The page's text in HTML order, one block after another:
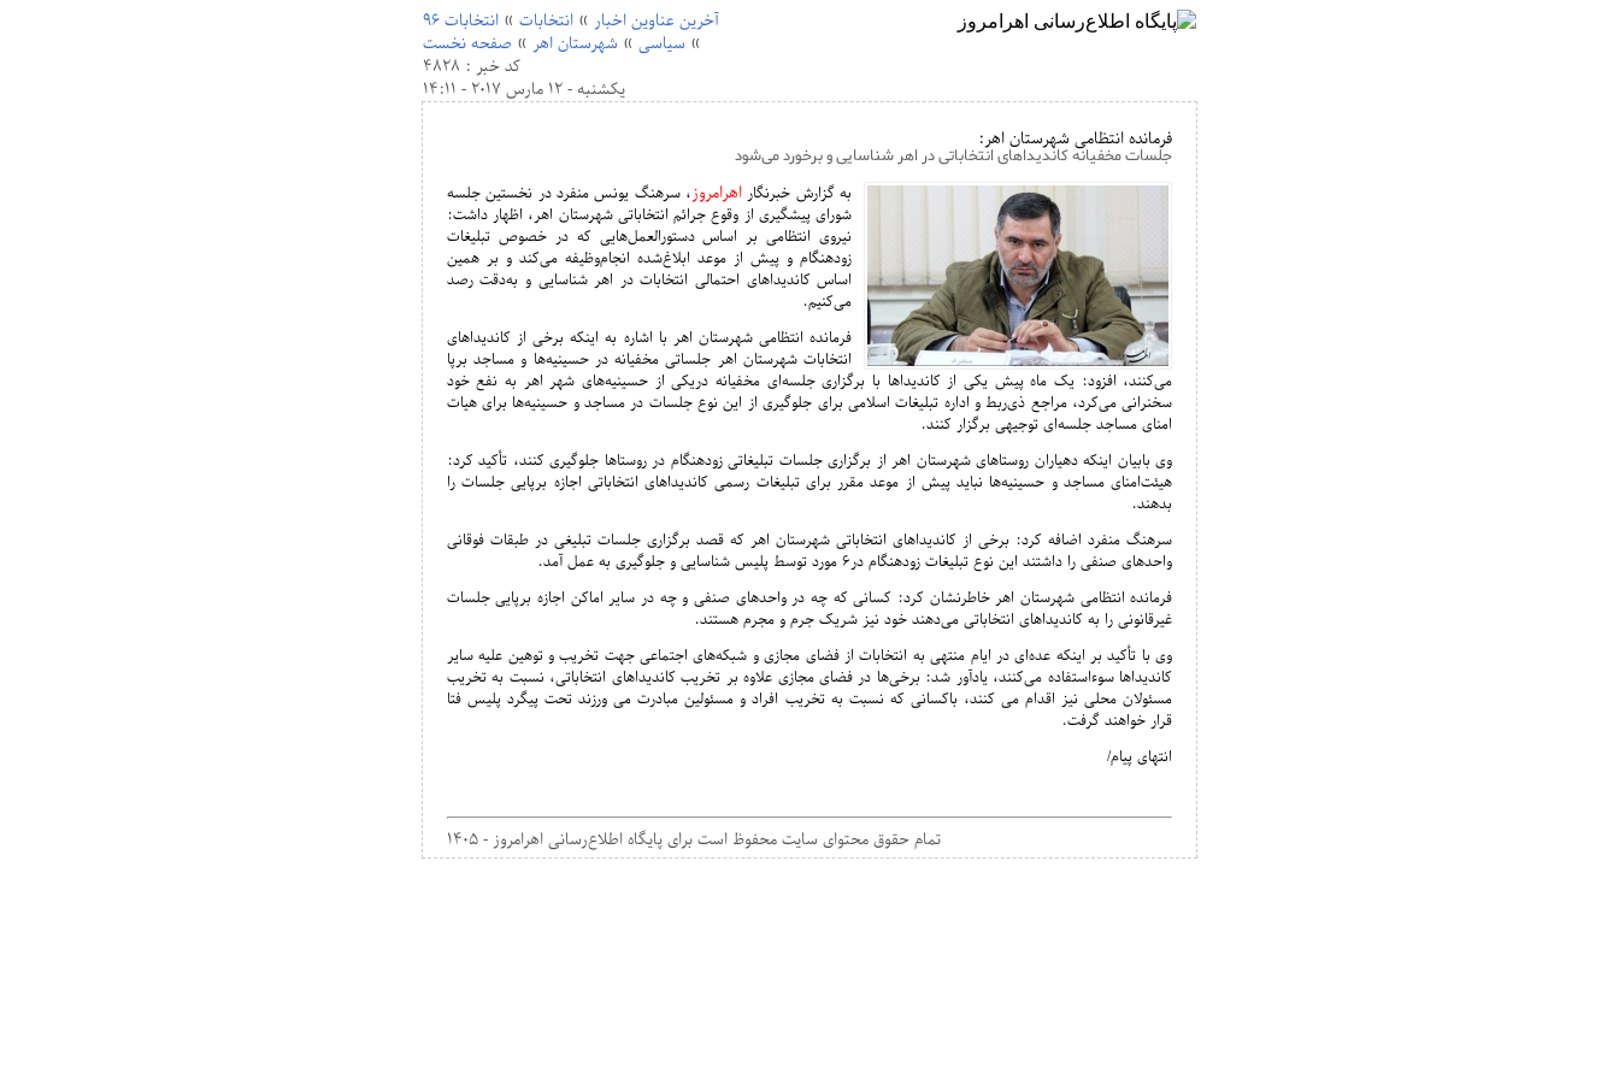
آخرین عناوین اخبار »انتخابات »انتخابات 96
» سیاسی » شهرستان اهر » صفحه نخست
کد خبر : 4828
یکشنبه - 12 مارس 2017 - 14:11
فرمانده انتظامی شهرستان اهر:
جلسات مخفیانه کاندیداهای انتخاباتی در اهر شناسایی و برخورد می‌شود
به گزارش خبرنگار اهرامروز، سرهنگ یونس منفرد در نخستین جلسه
شورای پیشگیری از وقوع جرائم انتخاباتی شهرستان اهر، اظهار داشت:
نیروی انتظامی بر اساس دستورالعمل‌هایی که در خصوص تبلیغات
زودهنگام و پیش از موعد ابلاغ‌شده انجام‌وظیفه می‌کند و بر همین
اساس کاندیداهای احتمالی انتخابات در اهر شناسایی و به‌دقت رصد
می‌کنیم.
فرمانده انتظامی شهرستان اهر با اشاره به اینکه برخی از کاندیداهای
انتخابات شهرستان اهر جلساتی مخفیانه در حسینیه‌ها و مساجد برپا
می‌کنند، افزود: یک ماه پیش یکی از کاندیداها با برگزاری جلسه‌ای مخفیانه دریکی از حسینیه‌های شهر اهر به نفع خود
سخنرانی می‌کرد، مراجع ذی‌ربط و اداره تبلیغات اسلامی برای جلوگیری از این نوع جلسات در مساجد و حسینیه‌ها برای هیات
امنای مساجد جلسه‌ای توجیهی برگزار کنند.
وی بابیان اینکه دهیاران روستاهای شهرستان اهر از برگزاری جلسات تبلیغاتی زودهنگام در روستاها جلوگیری کنند، تأکید کرد:
هیئت‌امنای مساجد و حسینیه‌ها نباید پیش از موعد مقرر برای تبلیغات رسمی کاندیداهای انتخاباتی اجازه برپایی جلسات را
بدهند.
سرهنگ منفرد اضافه کرد: برخی از کاندیداهای انتخاباتی شهرستان اهر که قصد برگزاری جلسات تبلیغی در طبقات فوقانی
واحدهای صنفی را داشتند این نوع تبلیغات زودهنگام در6 مورد توسط پلیس شناسایی و جلوگیری به عمل آمد.
فرمانده انتظامی شهرستان اهر خاطرنشان کرد: کسانی که چه در واحدهای صنفی و چه در سایر اماکن اجازه برپایی جلسات
غیرقانونی را به کاندیداهای انتخاباتی می‌دهند خود نیز شریک جرم و مجرم هستند.
وی با تأکید بر اینکه عده‌ای در ایام منتهی به انتخابات از فضای مجازی و شبکه‌های اجتماعی جهت تخریب و توهین علیه سایر
کاندیداها سوءاستفاده می‌کنند، یادآور شد: برخی‌ها در فضای مجازی علاوه بر تخریب کاندیداهای انتخاباتی، نسبت به تخریب
مسئولان محلی نیز اقدام می کنند، باکسانی که نسبت به تخریب افراد و مسئولین مبادرت می ورزند تحت پیگرد پلیس فتا
قرار خواهند گرفت.
انتهای پیام/
۱۴۰۵ - تمام حقوق محتوای سایت محفوظ است برای پایگاه اطلاع‌رسانی اهرامروز